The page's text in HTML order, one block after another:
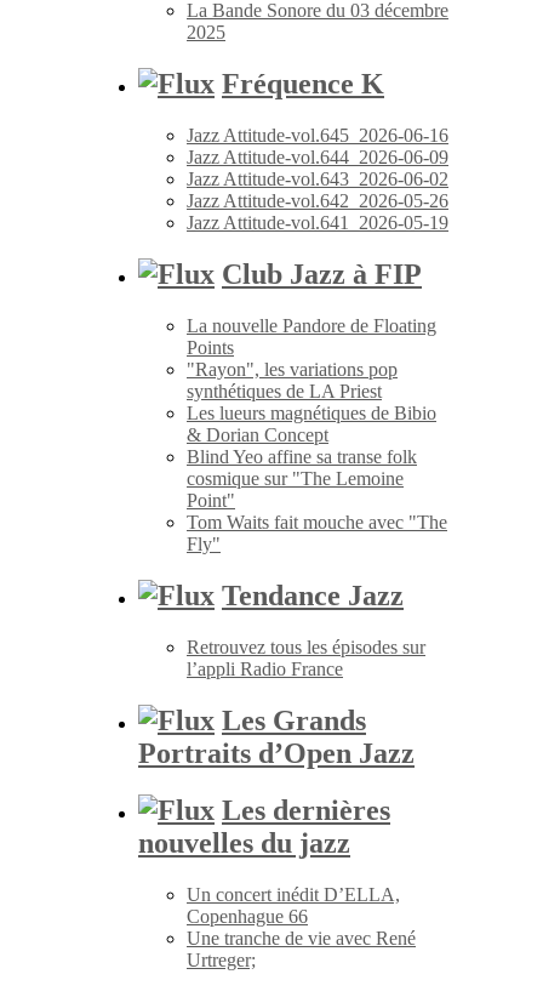
La Bande Sonore du 03 décembre
2025
Fréquence K
Jazz Attitude-vol.645_2026-06-16
Jazz Attitude-vol.644_2026-06-09
Jazz Attitude-vol.643_2026-06-02
Jazz Attitude-vol.642_2026-05-26
Jazz Attitude-vol.641_2026-05-19
Club Jazz à FIP
La nouvelle Pandore de Floating
Points
"Rayon", les variations pop
synthétiques de LA Priest
Les lueurs magnétiques de Bibio
& Dorian Concept
Blind Yeo affine sa transe folk
cosmique sur "The Lemoine
Point"
Tom Waits fait mouche avec "The
Fly"
Tendance Jazz
Retrouvez tous les épisodes sur
l’appli Radio France
Les Grands
Portraits d’Open Jazz
Les dernières
nouvelles du jazz
Un concert inédit D’ELLA,
Copenhague 66
Une tranche de vie avec René
Urtreger;